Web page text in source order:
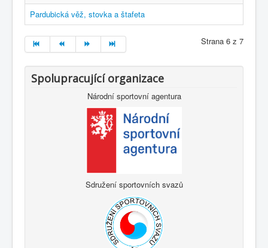
Pardubická věž, stovka a štafeta
Strana 6 z 7
Spolupracující organizace
Národní sportovní agentura
Sdružení sportovních svazů